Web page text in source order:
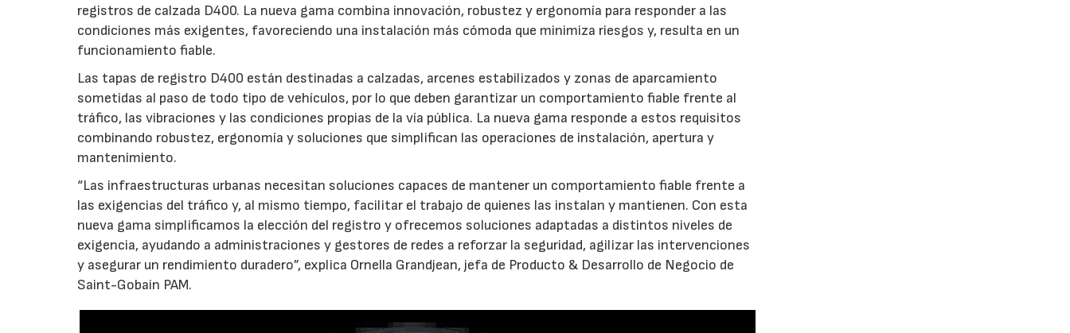
registros de calzada D400. La nueva gama combina innovación, robustez y ergonomía para responder a las
condiciones más exigentes, favoreciendo una instalación más cómoda que minimiza riesgos y, resulta en un
funcionamiento fiable.
Las tapas de registro D400 están destinadas a calzadas, arcenes estabilizados y zonas de aparcamiento
sometidas al paso de todo tipo de vehículos, por lo que deben garantizar un comportamiento fiable frente al
tráfico, las vibraciones y las condiciones propias de la vía pública. La nueva gama responde a estos requisitos
combinando robustez, ergonomía y soluciones que simplifican las operaciones de instalación, apertura y
mantenimiento.
“Las infraestructuras urbanas necesitan soluciones capaces de mantener un comportamiento fiable frente a
las exigencias del tráfico y, al mismo tiempo, facilitar el trabajo de quienes las instalan y mantienen. Con esta
nueva gama simplificamos la elección del registro y ofrecemos soluciones adaptadas a distintos niveles de
exigencia, ayudando a administraciones y gestores de redes a reforzar la seguridad, agilizar las intervenciones
y asegurar un rendimiento duradero”, explica Ornella Grandjean, jefa de Producto & Desarrollo de Negocio de
Saint-Gobain PAM.